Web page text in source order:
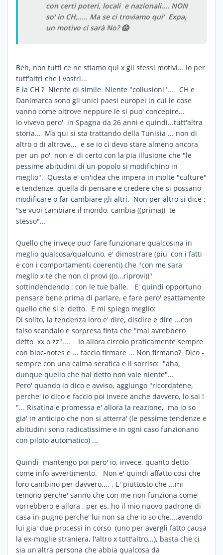
con certi poteri, locali e nazionali.... NON
so' in CH,..... Ma se ci troviamo qui' Expa,
un motivo ci sarà No? 😱
Beh, non tutti ce ne stiamo qui x gli stessi motivi... Io per
tutt'altri che i vostri...
E la CH ? Niente di simile. Niente "collusioni"... CH e
Danimarca sono gli unici paesi europei in cui le cose
vanno come altrove neppure le si puo' concepire...
Io vivevo pero' in Spagna da 26 anni e quindi...tutt'altra
storia... Ma qui si sta trattando della Tunisia ... non di
altro o di altrove... e se io ci devo stare almeno ancora
per un po', non e' di certo con la pia illusione che "le
pessime abitudini di un popolo si modifichino in
meglio". Questa e' un'idea che impera in molte "culture"
e tendenze, quella di pensare e credere che si possano
modificare o far cambiare gli altri. Non per altro si dice :
"se vuoi cambiare il mondo, cambia ((prima)) te
stesso"...
Quello che invece puo' fare funzionare qualcosina in
meglio qualcosa/qualcuno, e' dimostrare (piu' con i fatti
e con i comportamenti coerenti) che "con me sara'
meglio x te che non ci provi ((o...riprovi))"
sottindendendo : con le tue balle. E' quindi opportuno
pensare bene prima di parlare, e fare pero' esattamente
quello che si e' detto. E mi spiego meglio:
Di solito, la tendenza loro e' dire, disdire e dire ...con
falso scandalo e sorpresa finta che "mai avrebbero
detto xx o zz".... Io allora circolo praticamente sempre
con bloc-notes e ... faccio firmare ... Non firmano? Dico -
sempre con una calma serafica e il sorriso: "aha,
dunque quello che hai detto non vale niente"...
Pero' quando io dico e avviso, aggiungo "ricordatene,
perche' io dico e faccio poi invece anche davvero, lo sai !
"... Risatina e promessa e' allora la reazione, ma io so
gia' in anticipo che non si atterra' (le pessime tendenze e
abitudini sono radicatissime e in ogni caso funzionano
con piloto automatico) ...
Quindi mantengo poi pero' io, invece, quanto detto
come info-avvertimento. Non e' quindi affatto cosi che
loro cambino per davvero.... . E' piuttosto che ...mi
temono perche' sanno che con me non funziona come
vorrebbero e allora , per es. ho il mio nuovo padrone di
casa in pugno perche' lui non sa che io so che....avendo
lui gia' due processi in corso (uno per avergli fatto causa
la ex-moglie straniera, l'altro x tutt'altro...), basta che ci
sia un'altra persona che abbia qualcosa da